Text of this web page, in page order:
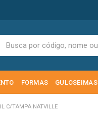
FORMAS GULOSEIMAS
C/TAMPA NATVILLE